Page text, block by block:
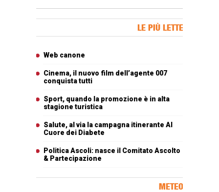
LE PIÙ LETTE
Web canone
Cinema, il nuovo film dell’agente 007
conquista tutti
Sport, quando la promozione è in alta
stagione turistica
Salute, al via la campagna itinerante Al
Cuore dei Diabete
Politica Ascoli: nasce il Comitato Ascolto
& Partecipazione
METEO